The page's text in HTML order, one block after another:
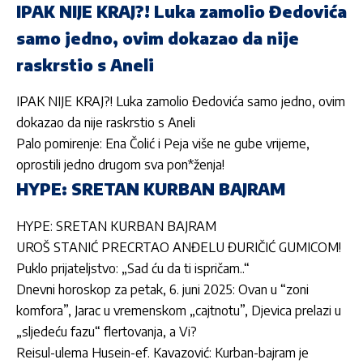
IPAK NIJE KRAJ?! Luka zamolio Đedovića
samo jedno, ovim dokazao da nije
raskrstio s Aneli
IPAK NIJE KRAJ?! Luka zamolio Đedovića samo jedno, ovim
dokazao da nije raskrstio s Aneli
Palo pomirenje: Ena Čolić i Peja više ne gube vrijeme,
oprostili jedno drugom sva pon*ženja!
HYPE: SRETAN KURBAN BAJRAM
HYPE: SRETAN KURBAN BAJRAM
UROŠ STANIĆ PRECRTAO ANĐELU ĐURIČIĆ GUMICOM!
Puklo prijateljstvo: „Sad ću da ti ispričam..“
Dnevni horoskop za petak, 6. juni 2025: Ovan u “zoni
komfora”, Jarac u vremenskom „cajtnotu”, Djevica prelazi u
„sljedeću fazu“ flertovanja, a Vi?
Reisul-ulema Husein-ef. Kavazović: Kurban-bajram je